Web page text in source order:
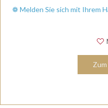
❁ Melden Sie sich mit Ihrem